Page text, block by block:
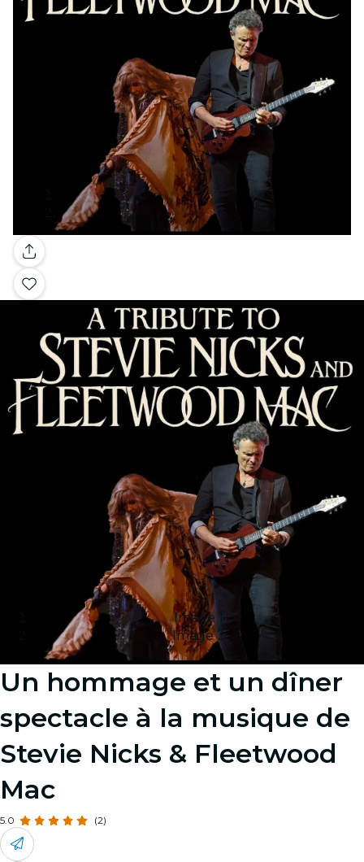
Galerie
Image 1
Image 2
Un hommage et un dîner
spectacle à la musique de
Stevie Nicks & Fleetwood
Mac
5.0 (2)